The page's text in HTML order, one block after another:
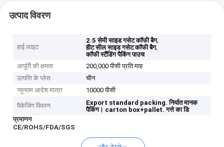
उत्पाद विवरण
हाई लाइट
2.5 सेमी साइड गसेट कॉफी बैग,
हीट सील साइड गसेट कॉफी बैग,
कॉफी स्टैंडिंग पैकिंग पाउच
आपूर्ति की क्षमता
200,000 पीसी प्रति माह
उत्पत्ति के प्लेस
चीन
न्यूनतम आदेश मात्रा
10000 पीसी
पैकेजिंग विवरण Export standard packing. निर्यात मानक
पैकिंग। carton box+pallet. गत्ते का डि
प्रमाणन
CE/ROHS/FDA/SGS